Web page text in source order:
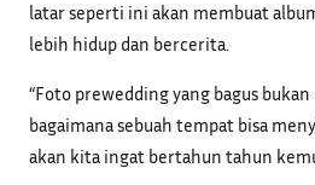
latar seperti ini akan membuat
lebih hidup dan bercerita.
“Foto prewedding yang bagus bukan
bagaimana sebuah tempat bisa
akan kita ingat bertahun tahun